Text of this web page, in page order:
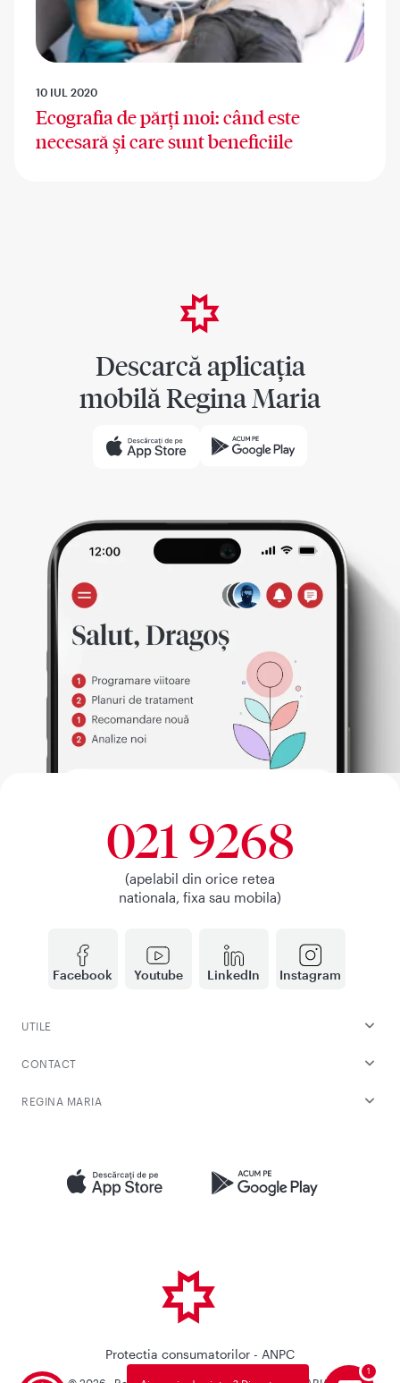
10 IUL 2020
Ecografia de părți moi: când este
necesară și care sunt beneficiile
Descarcă aplicația
mobilă Regina Maria
Facebook Youtube LinkedIn Instagram
021 9268
(apelabil din orice retea
nationala, fixa sau mobila)
UTILE
CONTACT
REGINA MARIA
Protectia consumatorilor - ANPC